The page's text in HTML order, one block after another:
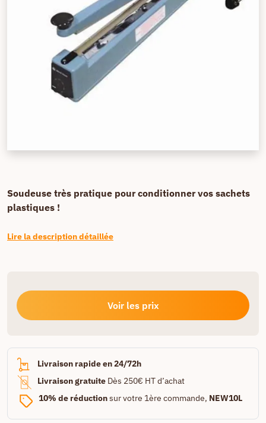
Soudeuse très pratique pour conditionner vos sachets
plastiques !
Lire la description détaillée
Voir les prix
Livraison rapide en 24/72h
Livraison gratuite Dès 250€ HT d’achat
10% de réductionsur votre 1ère commande, NEW10L